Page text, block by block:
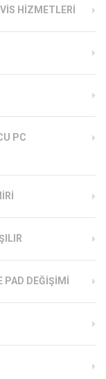
HIZMETLERI
PC
PAD DEĞIŞIMI